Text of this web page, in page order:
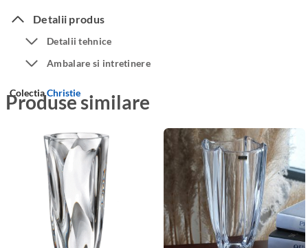
Detalii produs
Detalii tehnice
Ambalare si intretinere
ColectiaChristie
Produse similare